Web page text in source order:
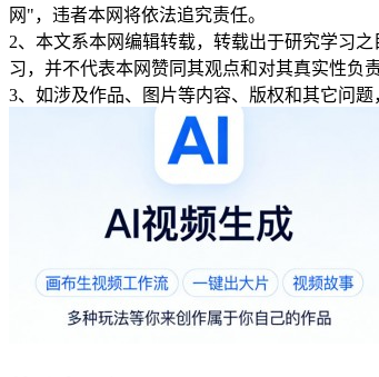
网"，违者本网将依法追究责任。
2、本文系本网编辑转载，转载出于研究学习
习，并不代表本网赞同其观点和对其真实性负责
3、如涉及作品、图片等内容、版权和其它问